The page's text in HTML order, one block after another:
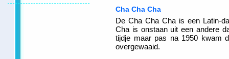
Cha Cha Cha
De Cha Cha Cha is een Latin-
Cha is onstaan uit een andere
tijdje maar pas na 1950 kwam
overgewaaid.